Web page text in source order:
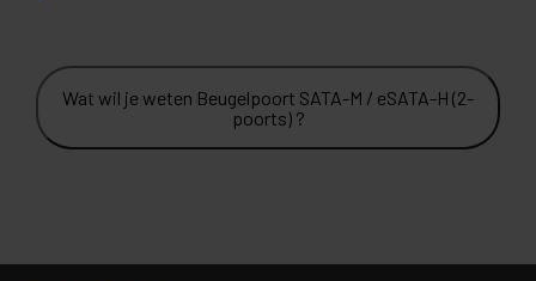
Wat wil je weten Beugelpoort SATA-M / eSATA-H (2-
poorts) ?